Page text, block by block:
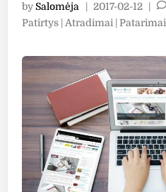
bySalomėja 2017-02-12
Posted
Patirtys | Atradimai | Patarimai